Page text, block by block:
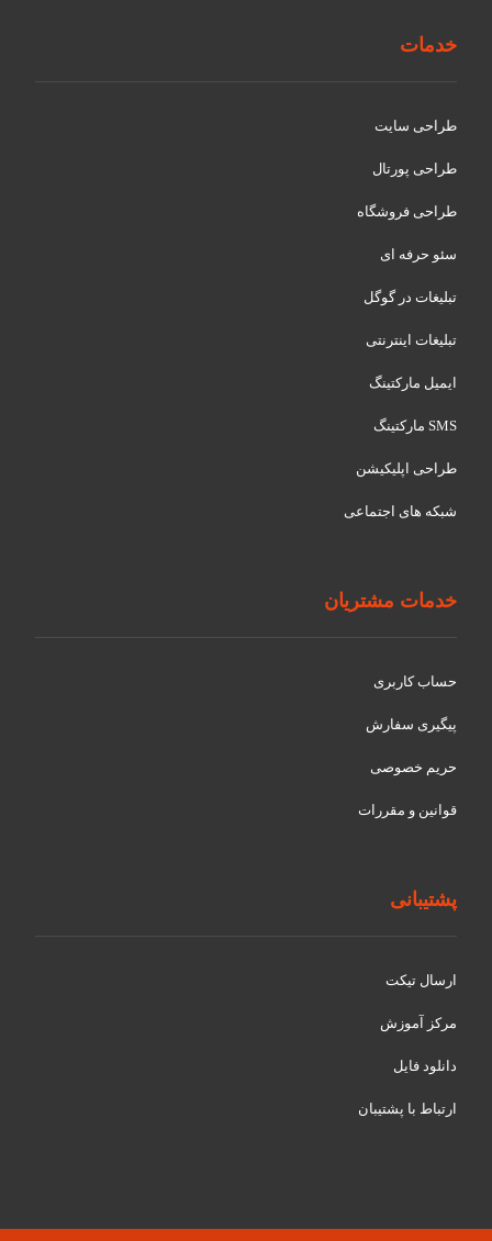
خدمات
طراحی سایت
طراحی پورتال
طراحی فروشگاه
سئو حرفه ای
تبلیغات در گوگل
تبلیغات اینترنتی
ایمیل مارکتینگ
SMS مارکتینگ
طراحی اپلیکیشن
شبکه های اجتماعی
خدمات مشتریان
حساب کاربری
پیگیری سفارش
حریم خصوصی
قوانین و مقررات
پشتیبانی
ارسال تیکت
مرکز آموزش
دانلود فایل
ارتباط با پشتیبان